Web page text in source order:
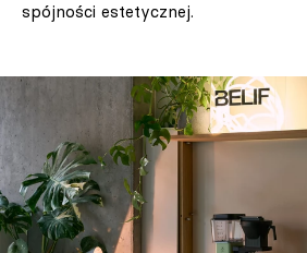
spójności estetycznej.